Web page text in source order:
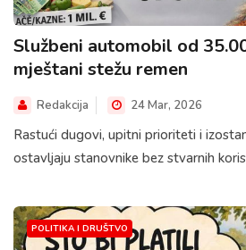
Službeni automobil od
mještani stežu remen
Redakcija 24 Mar, 2026
Rastući dugovi, upitni prioriteti i
ostavljaju stanovnike bez stvarnih
POLITIKA I DRUŠTVO